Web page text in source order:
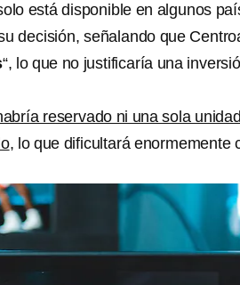
está disponible en algunos
decisión, señalando que
“, lo que no justificaría una
reservado ni una sola
, lo que dificultará enormemente